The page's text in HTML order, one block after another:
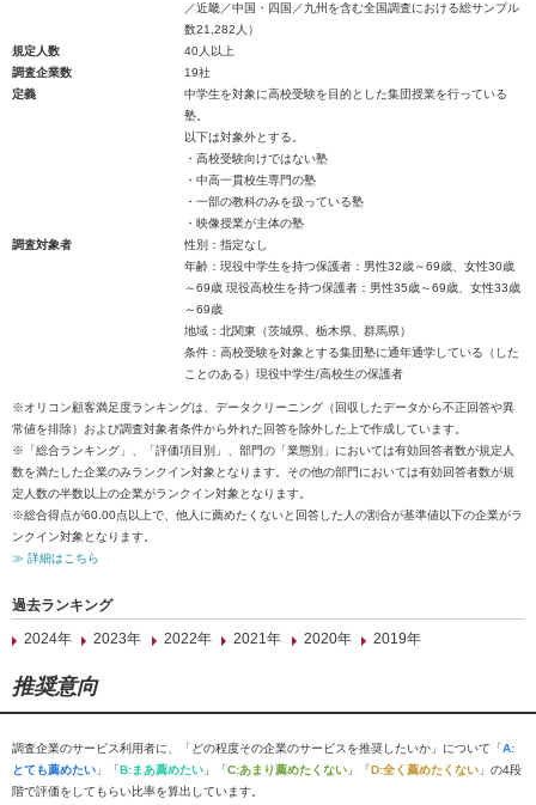
／近畿／中国・四国／九州を含む全国調査における総サンプル
数21,282人）
規定人数
40人以上
調査企業数
19社
定義
中学生を対象に高校受験を目的とした集団授業を行っている
塾。
以下は対象外とする。
・高校受験向けではない塾
・中高一貫校生専門の塾
・一部の教科のみを扱っている塾
・映像授業が主体の塾
調査対象者
性別：指定なし
年齢：現役中学生を持つ保護者：男性32歳～69歳、女性30歳
～69歳 現役高校生を持つ保護者：男性35歳～69歳、女性33歳
～69歳
地域：北関東（茨城県、栃木県、群馬県）
条件：高校受験を対象とする集団塾に通年通学している（した
ことのある）現役中学生/高校生の保護者
※オリコン顧客満足度ランキングは、データクリーニング（回収したデータから不正回答や異
常値を排除）および調査対象者条件から外れた回答を除外した上で作成しています。
※「総合ランキング」、「評価項目別」、部門の「業態別」においては有効回答者数が規定人
数を満たした企業のみランクイン対象となります。その他の部門においては有効回答者数が規
定人数の半数以上の企業がランクイン対象となります。
※総合得点が60.00点以上で、他人に薦めたくないと回答した人の割合が基準値以下の企業がラ
ンクイン対象となります。
≫ 詳細はこちら
過去ランキング
2024年
2023年 2022年 2021年 2020年 2019年
推奨意向
調査企業のサービス利用者に、「どの程度その企業のサービスを推奨したいか」について「A:
とても薦めたい 」「B:まあ薦めたい 」「C:あまり薦めたくない 」「D:全く薦めたくない 」の4段
階で評価をしてもらい比率を算出しています。